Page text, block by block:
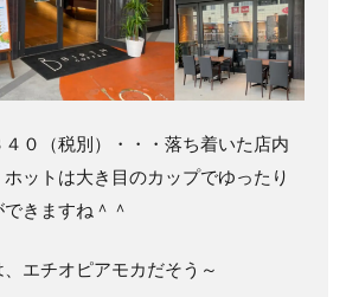
０（税別）
・・・落ち着いた店内
ットは大き目のカップでゆったり
きますね＾＾
エチオピアモカだそう～